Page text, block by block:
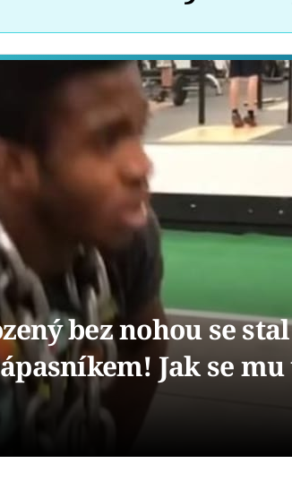
bez nohou se stal
Jak se mu